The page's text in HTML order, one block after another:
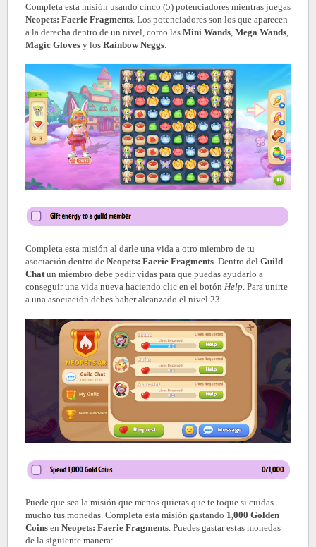
Completa esta misión usando cinco (5) potenciadores mientras juegas
Neopets: Faerie Fragments . Los potenciadores son los que aparecen
a la derecha dentro de un nivel, como las Mini Wands Mega Wands
Magic Gloves y los Rainbow Neggs
Completa esta misión al darle una vida a otro miembro de tu
asociación dentro de Neopets: Faerie Fragments . Dentro del Guild
Chat un miembro debe pedir vidas para que puedas ayudarlo a
conseguir una vida nueva haciendo clic en el botón Help . Para unirte
a una asociación debes haber alcanzado el nivel 23.
Puede que sea la misión que menos quieras que te toque si cuidas
mucho tus monedas. Completa esta misión gastando 1,000 Golden
Coins en Neopets: Faerie Fragments. Puedes gastar estas monedas
de la siguiente manera: